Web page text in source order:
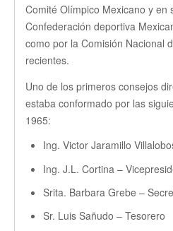
Comité Olímpico Mexicano y en
Confederación deportiva
como por la Comisión Nacional
recientes.
Uno de los primeros consejos
estaba conformado por las
1965:
Ing. Victor Jaramillo
Ing. J.L. Cortina –
Srita. Barbara Grebe –
Sr. Luis Sañudo – Tesorero